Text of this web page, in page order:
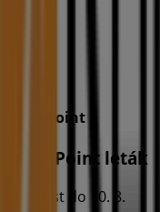
Rock Point
Rock Point leták
Platnost do 10. 8.